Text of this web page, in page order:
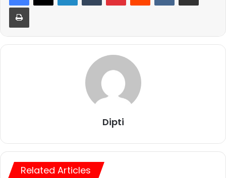
Dipti
Related Articles